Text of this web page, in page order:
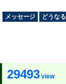
メッセージ
どうなる
29493 view